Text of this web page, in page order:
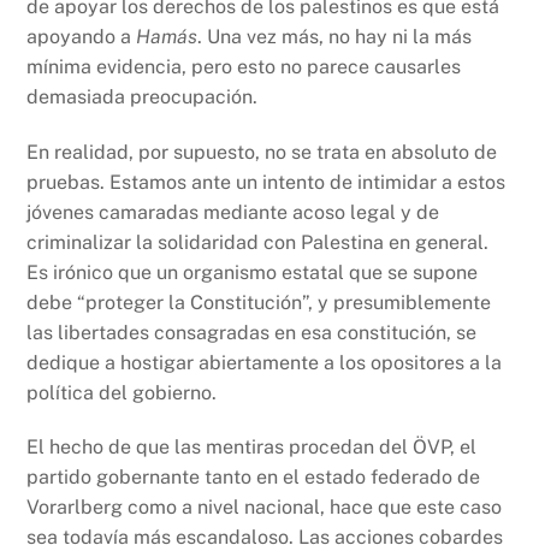
de apoyar los derechos de los palestinos es que está
apoyando a Hamás. Una vez más, no hay ni la más
mínima evidencia, pero esto no parece causarles
demasiada preocupación.
En realidad, por supuesto, no se trata en absoluto de
pruebas. Estamos ante un intento de intimidar a estos
jóvenes camaradas mediante acoso legal y de
criminalizar la solidaridad con Palestina en general.
Es irónico que un organismo estatal que se supone
debe “proteger la Constitución”, y presumiblemente
las libertades consagradas en esa constitución, se
dedique a hostigar abiertamente a los opositores a la
política del gobierno.
El hecho de que las mentiras procedan del ÖVP, el
partido gobernante tanto en el estado federado de
Vorarlberg como a nivel nacional, hace que este caso
sea todavía más escandaloso. Las acciones cobardes